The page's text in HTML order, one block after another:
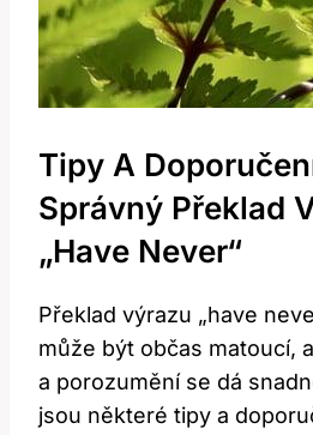
Tipy A
Správný Překlad
„have Never“
Překlad výrazu „have
může být občas matoucí,
a porozumění se dá
jsou některé tipy a